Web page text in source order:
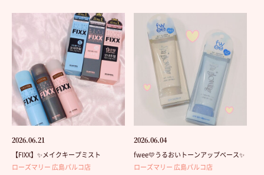
2026.06.21
【FIXX】✨メイクキープミスト
ローズマリー 広島パルコ店
2026.06.04
fwee💛うるおいトーンアップベース✨
ローズマリー 広島パルコ店